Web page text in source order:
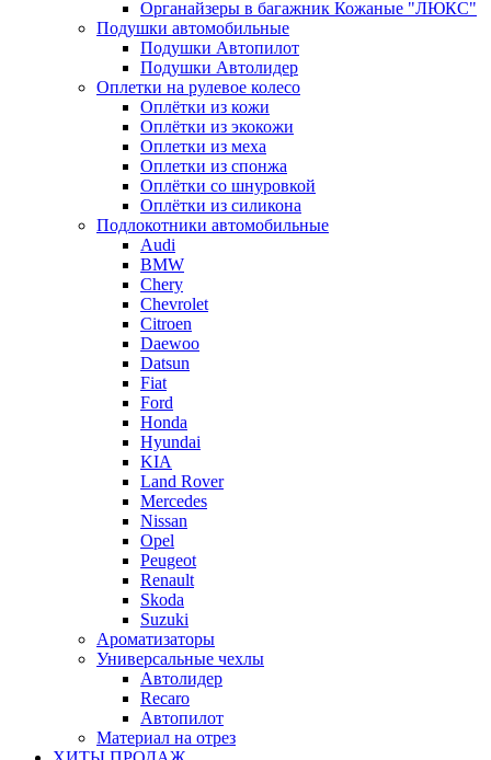
Органайзеры в багажник Кожаные "ЛЮКС"
Подушки автомобильные
Подушки Автопилот
Подушки Автолидер
Оплетки на рулевое колесо
Оплётки из кожи
Оплётки из экокожи
Оплетки из меха
Оплетки из спонжа
Оплётки со шнуровкой
Оплётки из силикона
Подлокотники автомобильные
Audi
BMW
Chery
Chevrolet
Citroen
Daewoo
Datsun
Fiat
Ford
Honda
Hyundai
KIA
Land Rover
Mercedes
Nissan
Opel
Peugeot
Renault
Skoda
Suzuki
Ароматизаторы
Универсальные чехлы
Автолидер
Recaro
Автопилот
Материал на отрез